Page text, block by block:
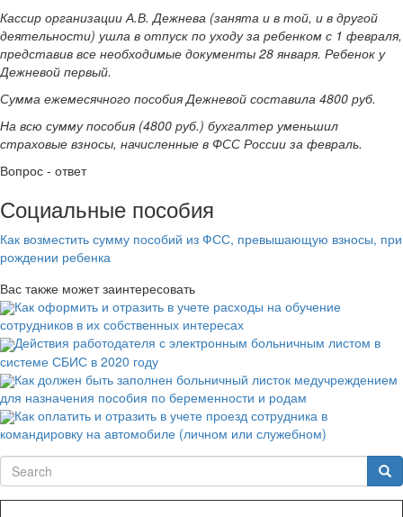
Кассир организации А.В. Дежнева (занята и в той, и в другой
деятельности) ушла в отпуск по уходу за ребенком с 1 февраля,
представив все необходимые документы 28 января. Ребенок у
Дежневой первый.
Сумма ежемесячного пособия Дежневой составила 4800 руб.
На всю сумму пособия (4800 руб.) бухгалтер уменьшил
страховые взносы, начисленные в ФСС России за февраль.
Вопрос - ответ
Социальные пособия
Как возместить сумму пособий из ФСС, превышающую взносы, при
рождении ребенка
Вас также может заинтересовать
Как оформить и отразить в учете расходы на обучение
сотрудников в их собственных интересах
Действия работодателя с электронным больничным листом в
системе СБИС в 2020 году
Как должен быть заполнен больничный листок медучреждением
для назначения пособия по беременности и родам
Как оплатить и отразить в учете проезд сотрудника в
командировку на автомобиле (личном или служебном)
Search